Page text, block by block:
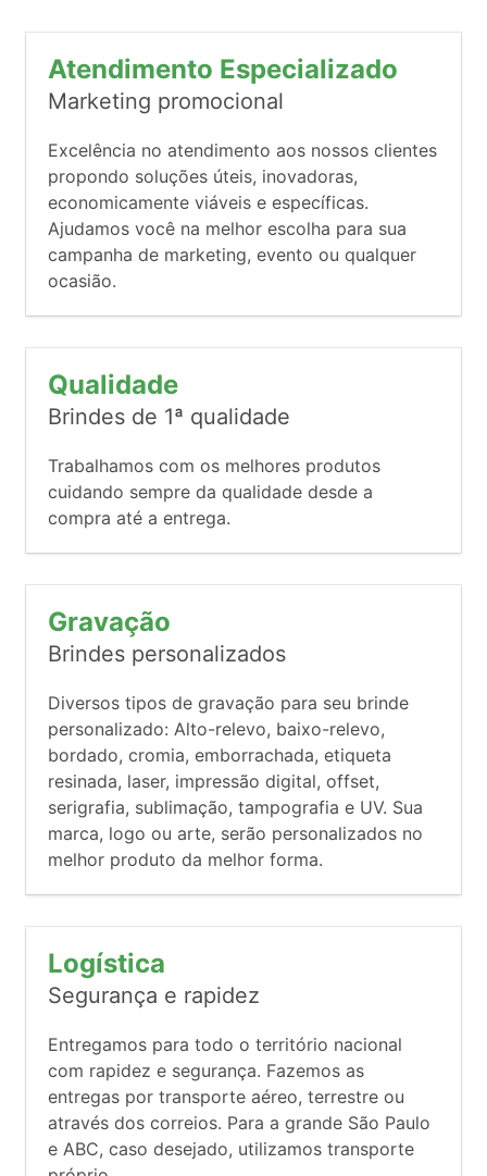
Atendimento Especializado
Marketing promocional
Excelência no atendimento aos nossos clientes
propondo soluções úteis, inovadoras,
economicamente viáveis e específicas.
Ajudamos você na melhor escolha para sua
campanha de marketing, evento ou qualquer
ocasião.
Qualidade
Brindes de 1ª qualidade
Trabalhamos com os melhores produtos
cuidando sempre da qualidade desde a
compra até a entrega.
Gravação
Brindes personalizados
Diversos tipos de gravação para seu brinde
personalizado: Alto-relevo, baixo-relevo,
bordado, cromia, emborrachada, etiqueta
resinada, laser, impressão digital, offset,
serigrafia, sublimação, tampografia e UV. Sua
marca, logo ou arte, serão personalizados no
melhor produto da melhor forma.
Logística
Segurança e rapidez
Entregamos para todo o território nacional
com rapidez e segurança. Fazemos as
entregas por transporte aéreo, terrestre ou
através dos correios. Para a grande São Paulo
e ABC, caso desejado, utilizamos transporte